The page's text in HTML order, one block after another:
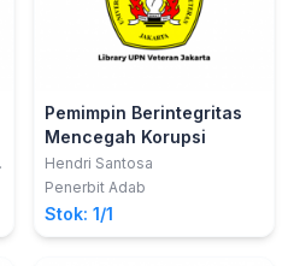
Pemimpin Berintegritas
Mencegah Korupsi
Hendri Santosa
Penerbit Adab
Stok: 1/1